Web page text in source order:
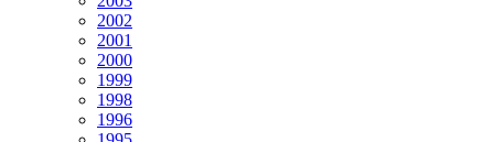
2002
2001
2000
1999
1998
1996